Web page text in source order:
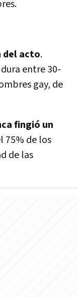
del acto.
entre 30-
gay, de
fingió un
75% de los
de las